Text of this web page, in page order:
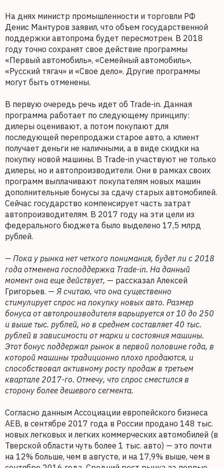
На днях министр промышленности и торговли РФ
Денис Мантуров заявил, что объем государственной
поддержки автопрома будет пересмотрен. В 2018
году точно сохранят свое действие программы
«Первый автомобиль», «Семейный автомобиль»,
«Русский тягач» и «Свое дело». Другие программы
могут быть отменены.
В первую очередь речь идет об Trade-in. Данная
программа работает по следующему принципу:
дилеры оценивают, а потом покупают для
последующей перепродажи старое авто, а клиент
получает деньги не наличными, а в виде скидки на
покупку новой машины. В Trade-in участвуют не только
дилеры, но и автопроизводители. Они в рамках своих
программ выплачивают покупателям новых машин
дополнительные бонусы за сдачу старых автомобилей.
Сейчас государство компенсирует часть затрат
автопроизводителям. В 2017 году на эти цели из
федерального бюджета было выделено 17,5 млрд
рублей.
— Пока у рынка нет четкого понимания, будет ли с 2018
года отменена господдержка Trade-in. На данный
момент она еще действует, — рассказал Алексей
Григорьев. — Я считаю, что она существенно
стимулирует спрос на покупку новых авто. Размер
бонуса от автопроизводителя варьируется от 10 до 250
и выше тыс. рублей, но в среднем составляет 40 тыс.
рублей в зависимости от марки и состояния машины.
Этот бонус поддержал рынок в первой половине года, в
которой машины традиционно плохо продаются, и
способствовал активному росту продаж в третьем
квартале 2017-го. Отмечу, что спрос сместился в
сторону более дешевого сегмента.
Согласно данным Ассоциации европейского бизнеса
АЕВ, в сентябре 2017 года в России продано 148 тыс.
новых легковых и легких коммерческих автомобилей (в
Тверской области чуть более 1 тыс. авто) — это почти
на 12% больше, чем в августе, и на 17,9% выше, чем в